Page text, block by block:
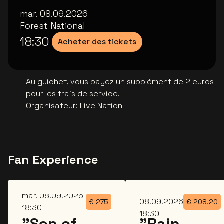
mar. 08.09.2026
Forest National
18:30 Acheter des tickets
Au guichet, vous payez un supplément de 2 euros
pour les frais de service.
Organisateur: Live Nation
Fan Experience
mar. 08.09.2026
18:30
€ 275
08.09.2026
18:30
€ 208,20